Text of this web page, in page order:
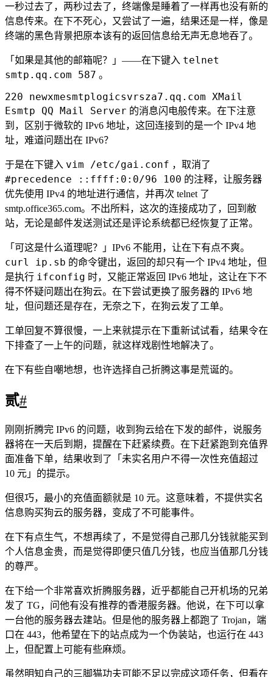
一秒过去了，两秒过去了，终端像是睡着了一样再也没有新的
信息传来。在下不死心，又尝试了一遍，结果还是一样，像是
终端的黑色背景把原本该有的返回信息给无声无息地吞了。
「如果是其他的邮箱呢？」——在下键入 telnet
smtp.qq.com 587 。
220 newxmesmtplogicsvrsza7.qq.com XMail
Esmtp QQ Mail Server 的消息闪电般传来。在下注意
到，区别于微软的 IPv6 地址，这回连接到的是一个 IPv4 地
址，难道问题出在 IPv6？
于是在下键入 vim /etc/gai.conf ，取消了
#precedence ::ffff:0:0/96 100 的注释，让服务器
优先使用 IPv4 的地址进行通信，并再次 telnet 了
smtp.office365.com。不出所料，这次的连接成功了，回到敝
站，无论是邮件发送测试还是评论系统都已经恢复了正常。
「可这是什么道理呢？」IPv6 不能用，让在下有点不爽。
curl ip.sb 的命令键出，返回的却只有一个 IPv4 地址，但
是执行 ifconfig 时，又能正常返回 IPv6 地址，这让在下不
得不怀疑问题出在狗云。在下尝试更换了服务器的 IPv6 地
址，但问题还是存在，无奈之下，在狗云发了工单。
工单回复不算很慢，一上来就提示在下重新试试看，结果令在
下排查了一上午的问题，就这样戏剧性地解决了。
在下有些自嘲地想，也许选择自己折腾这事是荒诞的。
贰#
刚刚折腾完 IPv6 的问题，收到狗云给在下发的邮件，说服务
器将在一天后到期，提醒在下赶紧续费。在下赶紧跑到充值界
面准备下单，结果收到了「未实名用户不得一次性充值超过
10 元」的提示。
但很巧，最小的充值面额就是 10 元。这意味着，不提供实名
信息购买狗云的服务器，变成了不可能事件。
在下有点生气，不想再续了，不是觉得自己那几分钱就能买到
个人信息金贵，而是觉得即便只值几分钱，也应当值那几分钱
的尊严。
在下给一个非常喜欢折腾服务器，近乎都能自己开机场的兄弟
发了 TG，问他有没有推荐的香港服务器。他说，在下可以拿
一台他的服务器去建站。但是他的服务器上都跑了 Trojan，端
口在 443，他希望在下的站点成为一个伪装站，也运行在 443
上，但配置上可能有些麻烦。
虽然明知自己的三脚猫功夫可能不足以完成这项任务，但看在